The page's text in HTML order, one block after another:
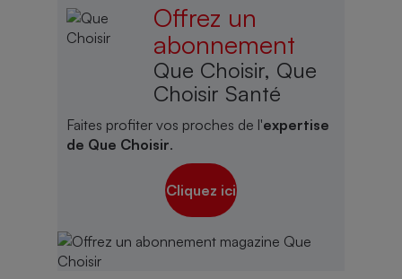
Offrez un
abonnement
Que Choisir, Que
Choisir Santé
Faites profiter vos proches de l'expertise
de Que Choisir.
Cliquez ici